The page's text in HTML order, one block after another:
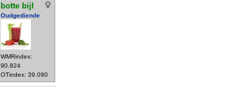
botte bijl
Oudgediende
WMRindex:
90.824
OTindex: 39.090